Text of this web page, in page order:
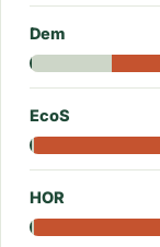
Dem
EcoS
HOR